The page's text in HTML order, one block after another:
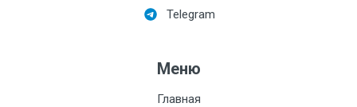
Telegram
Меню
Главная